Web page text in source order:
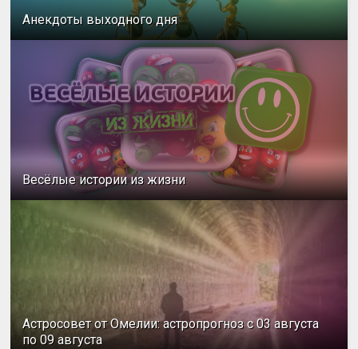
Анекдоты выходного дня
Весёлые истории из жизни
Астросовет от Омелии: астропрогноз с 03 августа
по 09 августа